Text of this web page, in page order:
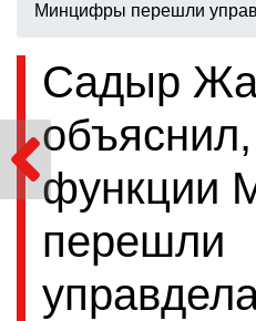
Минцифры перешли
Садыр
функции
перешли